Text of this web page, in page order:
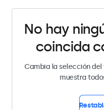
No hay
coincida
Cambia la selección
muestra